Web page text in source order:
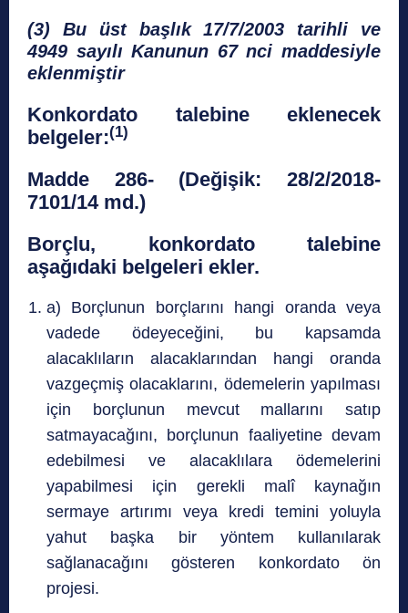
(3) Bu üst başlık 17/7/2003 tarihli ve
4949 sayılı Kanunun 67 nci maddesiyle
eklenmiştir
Konkordato talebine eklenecek
belgeler:(1)
Madde 286- (Değişik: 28/2/2018-
7101/14 md.)
Borçlu, konkordato talebine
aşağıdaki belgeleri ekler.
a) Borçlunun borçlarını hangi oranda veya
vadede ödeyeceğini, bu kapsamda
alacaklıların alacaklarından hangi oranda
vazgeçmiş olacaklarını, ödemelerin yapılması
için borçlunun mevcut mallarını satıp
satmayacağını, borçlunun faaliyetine devam
edebilmesi ve alacaklılara ödemelerini
yapabilmesi için gerekli malî kaynağın
sermaye artırımı veya kredi temini yoluyla
yahut başka bir yöntem kullanılarak
sağlanacağını gösteren konkordato ön
projesi.